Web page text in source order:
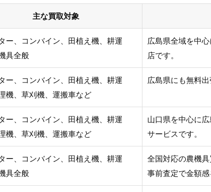
主な買取対象
ー、コンバイン、田植え機、耕運
具全般
広島県全域を中
店です。
ー、コンバイン、田植え機、耕運
機、草刈機、運搬車など
広島県にも無料
ー、コンバイン、田植え機、耕運
機、草刈機、運搬車など
山口県を中心に
サービスです。
ー、コンバイン、田植え機、耕運
具全般
全国対応の農機
事前査定で金額